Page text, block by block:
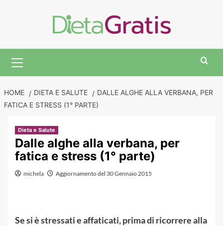
Menu
HOME DIETA E SALUTE
DALLE ALGHE ALLA VERBANA, PER
FATICA E STRESS (1° PARTE)
Dieta e Salute
Dalle alghe alla verbana, per
fatica e stress (1° parte)
michela Aggiornamento del 30 Gennaio 2015
Se si è stressati e affaticati, prima di ricorrere alla